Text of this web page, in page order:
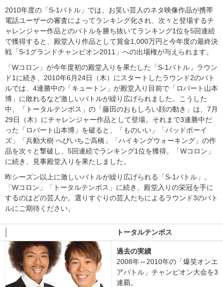
2010年度の「S-1バトル」では、お笑い芸人のネタ映像作品が携帯
電話ユーザーの審査によってランキング化され、次々と登場するチ
ャレンジャー作品とのバトルを勝ち抜いてランキング1位を5回連続
で獲得すると、殿堂入り作品として賞金1,000万円と今年度の最終決
戦「S-1グランドチャンピオン2011」への出場権が与えられます。
「Wコロン」が今年度初の殿堂入りを果たした「S-1バトル」ラウン
ド1に続き、2010年6月24日（木）にスタートしたラウンド2のバト
ルでは、4連勝中の「キュートン」が殿堂入り目前で「ロバート山本
博」に敗れるなど激しいバトルが繰り広げられました。こうした
中、「トータルテンボス」の「藤田のおもしろい顔の動き」は、7月
29日（木）にチャレンジャー作品として登場。それまで3連勝中だ
った「ロバート山本博」を破ると、「ものいい」「バッドボーイ
ズ」「兵動大樹 へびいちご高橋」「ハイキングウォーキング」の作
品を次々と撃破し、5回連続でランキング1位を獲得。「Wコロン」
に続き、見事殿堂入りを果たしました。
昨シーズン以上に激しいバトルが繰り広げられる「S-1バトル」。
「Wコロン」「トータルテンボス」に続き、殿堂入りの栄冠を手に
するのはどの芸人か。選りすぐりの芸人たちによるラウンド3のバト
ルにご期待ください。
トータルテンボス
過去の実績
2008年～2010年の「爆笑オンエ
アバトル」チャンピオン大会を3
連覇。